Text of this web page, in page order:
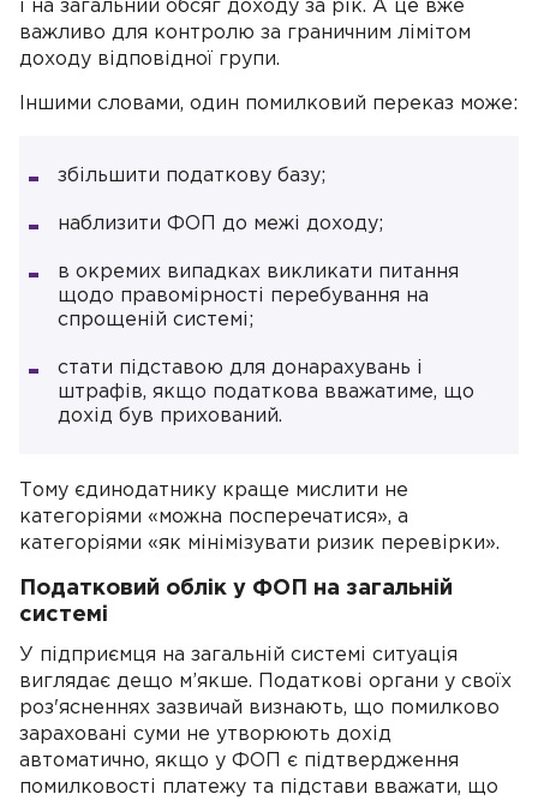
і на загальний обсяг доходу за рік. А це вже
важливо для контролю за граничним лімітом
доходу відповідної групи.
Іншими словами, один помилковий переказ може:
збільшити податкову базу;
наблизити ФОП до межі доходу;
в окремих випадках викликати питання
щодо правомірності перебування на
спрощеній системі;
стати підставою для донарахувань і
штрафів, якщо податкова вважатиме, що
дохід був прихований.
Тому єдинодатнику краще мислити не
категоріями «можна посперечатися», а
категоріями «як мінімізувати ризик перевірки».
Податковий облік у ФОП на загальній
системі
У підприємця на загальній системі ситуація
виглядає дещо м’якше. Податкові органи у своїх
роз'ясненнях зазвичай визнають, що помилково
зараховані суми не утворюють дохід
автоматично, якщо у ФОП є підтвердження
помилковості платежу та підстави вважати, що